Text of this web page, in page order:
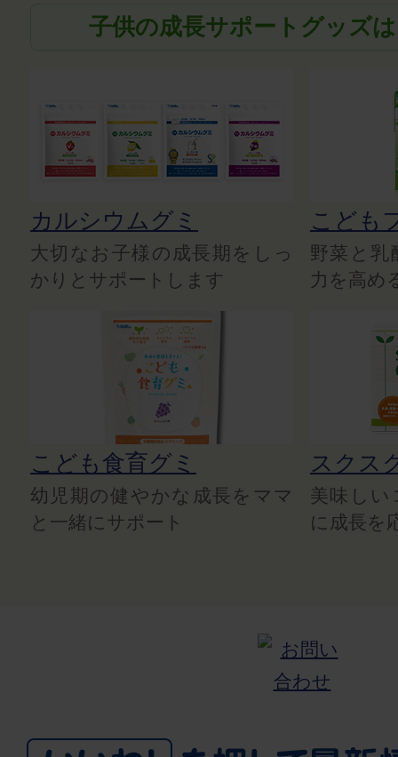
子供の成長サポートグッズ
カルシウムグミ
大切なお子様の成長期をしっ
かりとサポートします
こども
野菜と乳
力を高め
こども食育グミ
幼児期の健やかな成長をママ
と一緒にサポート
スクス
美味しい
に成長を